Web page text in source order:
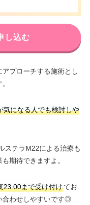
し込む
プローチする施術とし
気になる人でも検討しや
ステラM22による治療も
期待できますよ。
23:00まで受け付けてお
合わせしやすいです◎